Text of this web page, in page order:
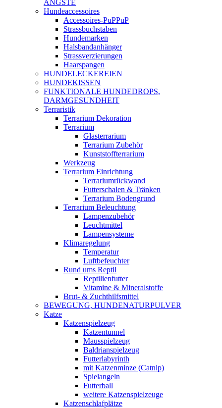
ÄNGSTE
Hundeaccessoires
Accessoires-PuPPuP
Strassbuchstaben
Hundemarken
Halsbandanhänger
Strassverzierungen
Haarspangen
HUNDELECKEREIEN
HUNDEKISSEN
FUNKTIONALE HUNDEDROPS,
DARMGESUNDHEIT
Terraristik
Terrarium Dekoration
Terrarium
Glasterrarium
Terrarium Zubehör
Kunststoffterrarium
Werkzeug
Terrarium Einrichtung
Terrariumrückwand
Futterschalen & Tränken
Terrarium Bodengrund
Terrarium Beleuchtung
Lampenzubehör
Leuchtmittel
Lampensysteme
Klimaregelung
Temperatur
Luftbefeuchter
Rund ums Reptil
Reptilienfutter
Vitamine & Mineralstoffe
Brut- & Zuchthilfsmittel
BEWEGUNG, HUNDENATURPULVER
Katze
Katzenspielzeug
Katzentunnel
Mausspielzeug
Baldrianspielzeug
Futterlabyrinth
mit Katzenminze (Catnip)
Spielangeln
Futterball
weitere Katzenspielzeuge
Katzenschlafplätze